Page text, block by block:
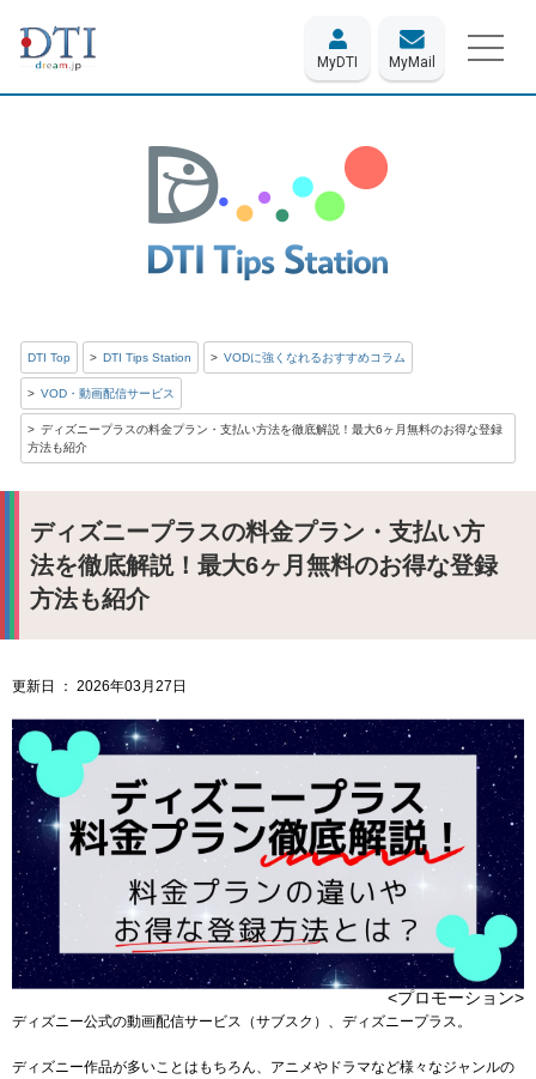
MyDTI MyMail
DTI Top DTI Tips Station VODに強くなれるおすすめコラム
VOD・動画配信サービス
ディズニープラスの料金プラン・支払い方法を徹底解説！最大6ヶ月無料のお得な登録
方法も紹介
ディズニープラスの料金プラン・支払い方
法を徹底解説！最大6ヶ月無料のお得な登録
方法も紹介
更新日 ： 2026年03月27日
<プロモーション>
ディズニー公式の動画配信サービス（サブスク）、ディズニープラス。
ディズニー作品が多いことはもちろん、アニメやドラマなど様々なジャンルの